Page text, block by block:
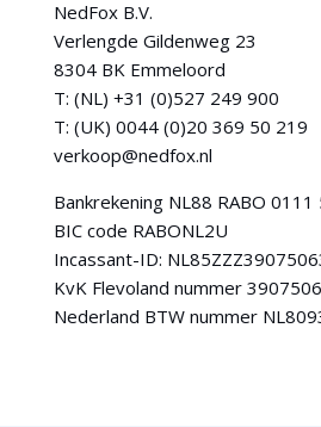
NedFox B.V.
Verlengde Gildenweg 23
8304 BK Emmeloord
T: (NL) +31 (0)527 249 900
T: (UK) 0044 (0)20 369 50 219
verkoop@nedfox.nl
Bankrekening NL88 RABO
BIC code RABONL2U
Incassant-ID:
KvK Flevoland nummer
Nederland BTW nummer